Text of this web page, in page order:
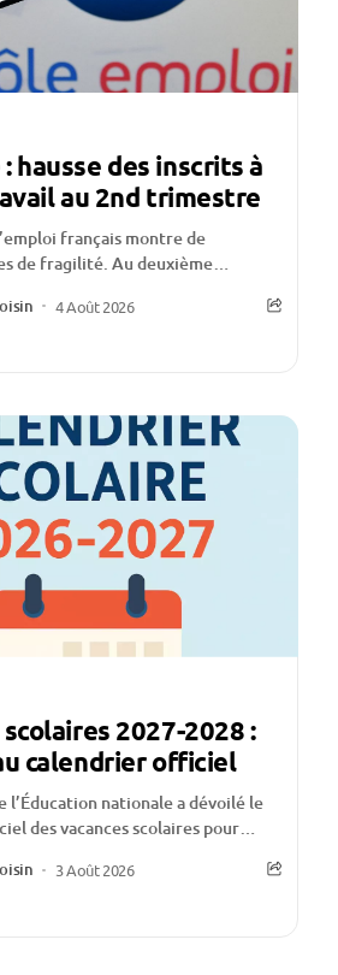
hausse des inscrits à
au 2nd trimestre
français montre de
de fragilité. Au deuxième
le nombre de demandeurs
à France...
4 Août 2026
scolaires 2027-2028 :
calendrier officiel
l’Éducation nationale a dévoilé le
des vacances scolaires pour
Si cette publication constitue
attendu...3 Août 2026